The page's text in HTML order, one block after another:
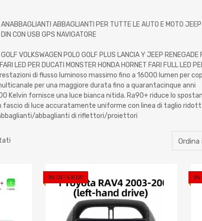
ANABBAGLIANTI ABBAGLIANTI PER TUTTE LE AUTO E MOTO
CON USB GPS NAVIGATORE
VOLKSWAGEN POLO GOLF PLUS LANCIA Y JEEP
LED PER DUCATI MONSTER HONDA HORNET FARI FULL LED
di flusso luminoso massimo fino a 16000 lumen per
per una maggiore durata fino a quarantacinque anni
Kelvin fornisce una luce bianca nitida. Ra90+ riduce lo
fascio di luce accuratamente uniforme con linea di taglio
abbaglianti di riflettori/proiettori
Aggiungi ai preferiti
Aggiungi al confronto
IN OFFERTA!
Aggiungi al
IN